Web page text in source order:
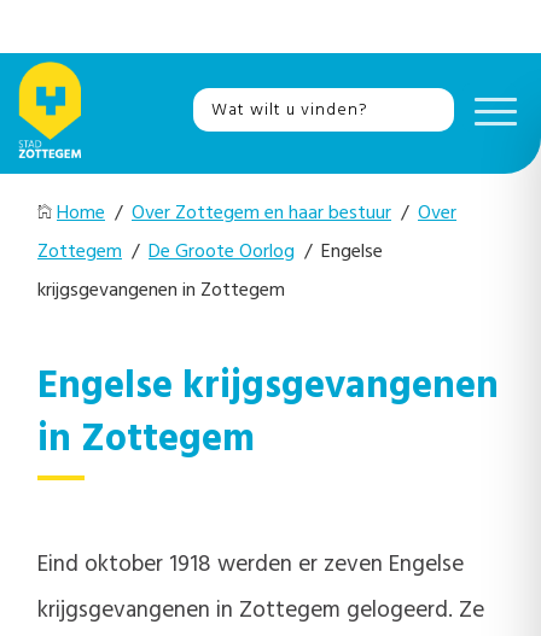
Home / Over Zottegem en haar bestuur / Over
Zottegem / De Groote Oorlog / Engelse
krijgsgevangenen in Zottegem
Engelse krijgsgevangenen
in Zottegem
Eind oktober 1918 werden er zeven Engelse
krijgsgevangenen in Zottegem gelogeerd. Ze